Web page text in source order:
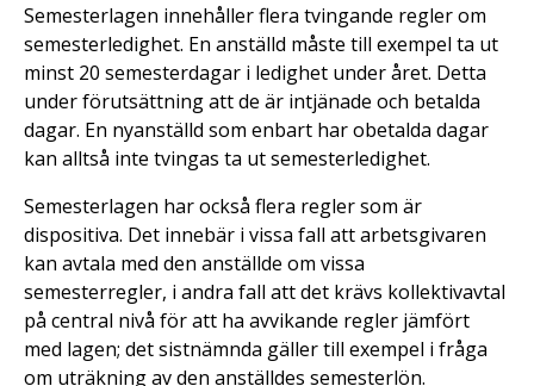
Semesterlagen innehåller flera tvingande regler om
semesterledighet. En anställd måste till exempel ta ut
minst 20 semesterdagar i ledighet under året. Detta
under förutsättning att de är intjänade och betalda
dagar. En nyanställd som enbart har obetalda dagar
kan alltså inte tvingas ta ut semesterledighet.
Semesterlagen har också flera regler som är
dispositiva. Det innebär i vissa fall att arbetsgivaren
kan avtala med den anställde om vissa
semesterregler, i andra fall att det krävs kollektivavtal
på central nivå för att ha avvikande regler jämfört
med lagen; det sistnämnda gäller till exempel i fråga
om uträkning av den anställdes semesterlön.